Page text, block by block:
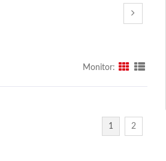
Monitor:
1 2